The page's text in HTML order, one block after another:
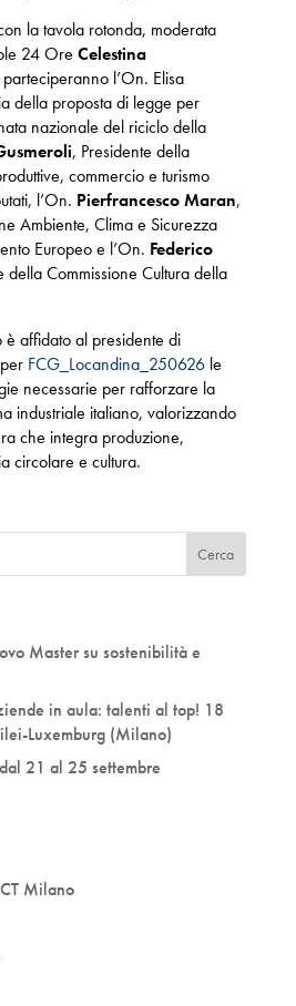
la tavola rotonda, moderata
24 Ore Celestina
l’On. Elisa
della proposta di legge per
nazionale del riciclo della
, Presidente della
commercio e turismo
l’On. Pierfrancesco Maran,
Ambiente, Clima e Sicurezza
Europeo e l’On. Federico
della Commissione Cultura della
è affidato al presidente di
per FCG_Locandina_250626le
necessarie per rafforzare la
industriale italiano, valorizzando
che integra produzione,
circolare e cultura.
Master su sostenibilità e
in aula: talenti al top! 18
Luxemburg (Milano)
21 al 25 settembre
Milano